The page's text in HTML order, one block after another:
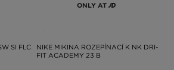
SI FLC
ONLY AT
NIKE MIKINA ROZEPÍNACÍ K NK DRI-
FIT ACADEMY 23 B